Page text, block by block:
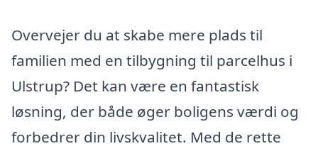
Overvejer du at skabe mere plads til
familien med en tilbygning til parcelhus i
Ulstrup? Det kan være en fantastisk
løsning, der både øger boligens værdi og
forbedrer din livskvalitet. Med de rette